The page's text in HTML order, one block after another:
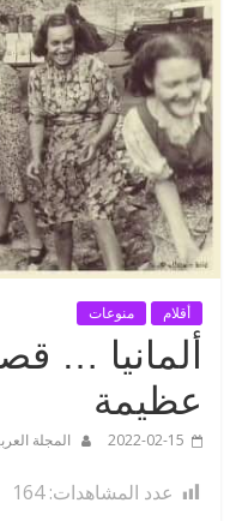
أقلام منوعات
ألمانيا …
عظيمة
2022-02-15 المجلة
عدد المشاهدات: 164